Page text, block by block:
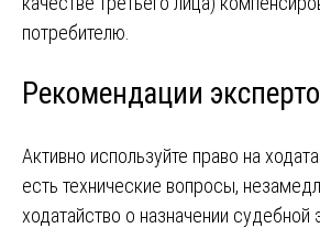
потребителю.
Рекомендации
Активно используйте право на
есть технические вопросы,
ходатайство о назначении судебной